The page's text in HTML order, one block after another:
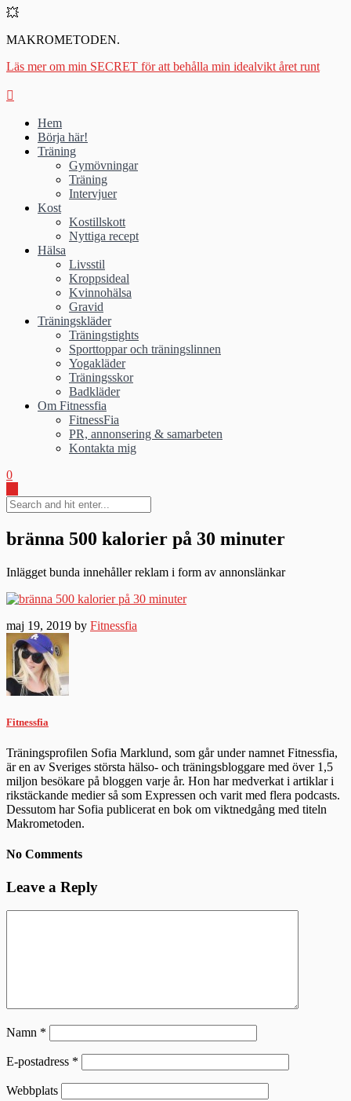
💥
MAKROMETODEN.
Läs mer om min SECRET för att behålla min idealvikt året runt
Hem
Börja här!
Träning
Gymövningar
Träning
Intervjuer
Kost
Kostillskott
Nyttiga recept
Hälsa
Livsstil
Kroppsideal
Kvinnohälsa
Gravid
Träningskläder
Träningstights
Sporttoppar och träningslinnen
Yogakläder
Träningsskor
Badkläder
Om Fitnessfia
FitnessFia
PR, annonsering & samarbeten
Kontakta mig
0
bränna 500 kalorier på 30 minuter
Inlägget bunda innehåller reklam i form av annonslänkar
maj 19, 2019 by Fitnessfia
Fitnessfia
Träningsprofilen Sofia Marklund, som går under namnet Fitnessfia,
är en av Sveriges största hälso- och träningsbloggare med över 1,5
miljon besökare på bloggen varje år. Hon har medverkat i artiklar i
rikstäckande medier så som Expressen och varit med flera podcasts.
Dessutom har Sofia publicerat en bok om viktnedgång med titeln
Makrometoden.
No Comments
Leave a Reply
Namn *
E-postadress *
Webbplats